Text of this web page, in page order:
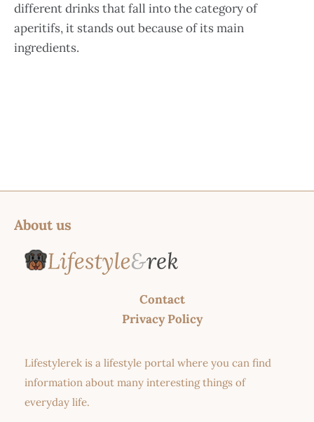
different drinks that fall into the category of
aperitifs, it stands out because of its main
ingredients.
About us
Contact
Privacy Policy
Lifestylerek is a lifestyle portal where you can find
information about many interesting things of
everyday life.